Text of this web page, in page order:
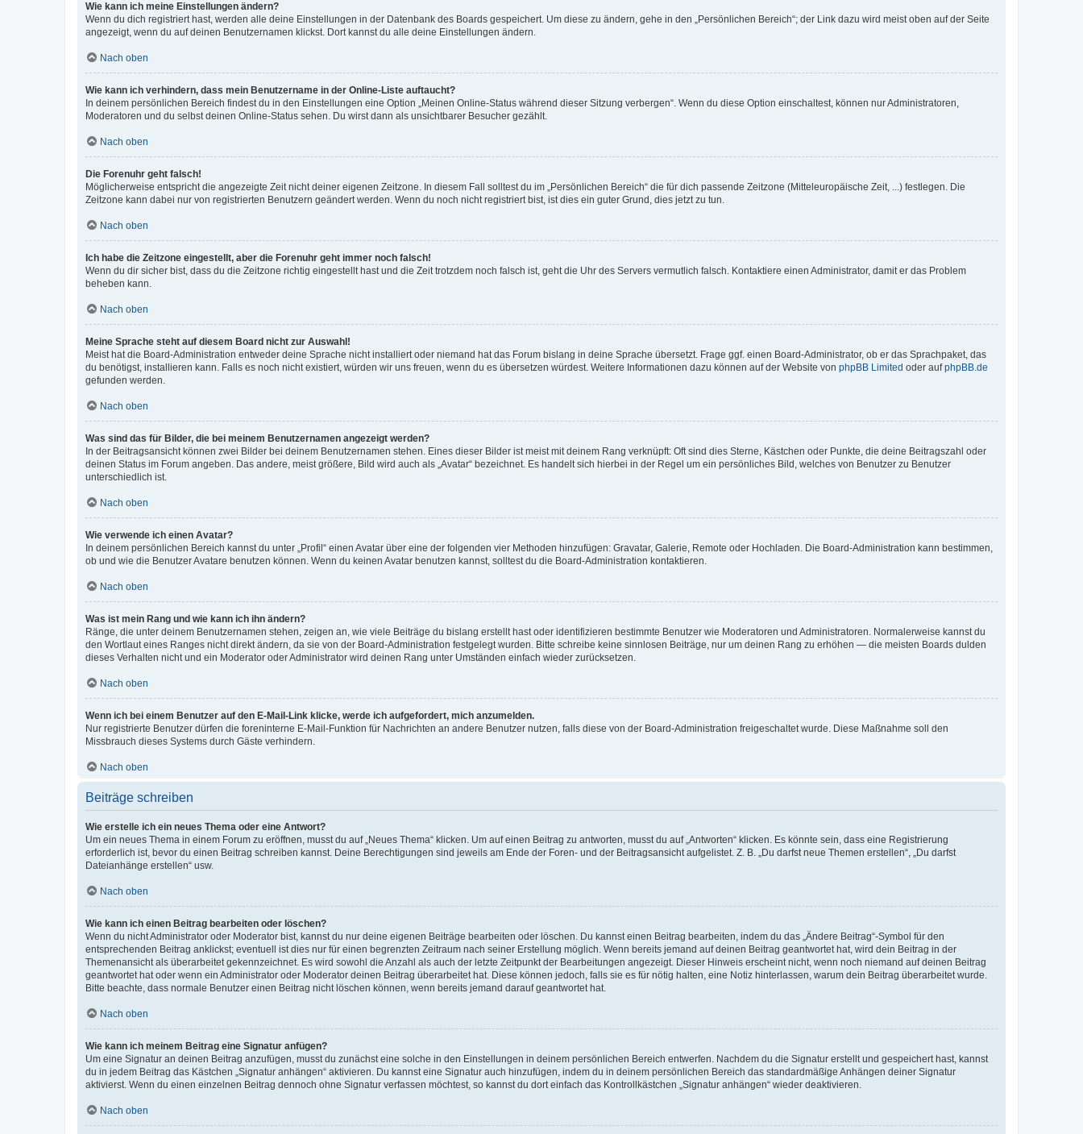
Wie kann ich meine Einstellungen ändern?
Wenn du dich registriert hast, werden alle deine Einstellungen in der Datenbank des Boards gespeichert. Um diese zu ändern, gehe in den „Persönlichen Bereich“; der Link dazu wird meist oben auf der Seite
angezeigt, wenn du auf deinen Benutzernamen klickst. Dort kannst du alle deine Einstellungen ändern.
Nach oben
Wie kann ich verhindern, dass mein Benutzername in der Online-Liste auftaucht?
In deinem persönlichen Bereich findest du in den Einstellungen eine Option „Meinen Online-Status während dieser Sitzung verbergen“. Wenn du diese Option einschaltest, können nur Administratoren,
Moderatoren und du selbst deinen Online-Status sehen. Du wirst dann als unsichtbarer Besucher gezählt.
Nach oben
Die Forenuhr geht falsch!
Möglicherweise entspricht die angezeigte Zeit nicht deiner eigenen Zeitzone. In diesem Fall solltest du im „Persönlichen Bereich“ die für dich passende Zeitzone (Mitteleuropäische Zeit, ...) festlegen. Die
Zeitzone kann dabei nur von registrierten Benutzern geändert werden. Wenn du noch nicht registriert bist, ist dies ein guter Grund, dies jetzt zu tun.
Nach oben
Ich habe die Zeitzone eingestellt, aber die Forenuhr geht immer noch falsch!
Wenn du dir sicher bist, dass du die Zeitzone richtig eingestellt hast und die Zeit trotzdem noch falsch ist, geht die Uhr des Servers vermutlich falsch. Kontaktiere einen Administrator, damit er das Problem
beheben kann.
Nach oben
Meine Sprache steht auf diesem Board nicht zur Auswahl!
Meist hat die Board-Administration entweder deine Sprache nicht installiert oder niemand hat das Forum bislang in deine Sprache übersetzt. Frage ggf. einen Board-Administrator, ob er das Sprachpaket, das
du benötigst, installieren kann. Falls es noch nicht existiert, würden wir uns freuen, wenn du es übersetzen würdest. Weitere Informationen dazu können auf der Website von phpBB Limited oder aufphpBB.de
gefunden werden.
Nach oben
Was sind das für Bilder, die bei meinem Benutzernamen angezeigt werden?
In der Beitragsansicht können zwei Bilder bei deinem Benutzernamen stehen. Eines dieser Bilder ist meist mit deinem Rang verknüpft: Oft sind dies Sterne, Kästchen oder Punkte, die deine Beitragszahl oder
deinen Status im Forum angeben. Das andere, meist größere, Bild wird auch als „Avatar“ bezeichnet. Es handelt sich hierbei in der Regel um ein persönliches Bild, welches von Benutzer zu Benutzer
unterschiedlich ist.
Nach oben
Wie verwende ich einen Avatar?
In deinem persönlichen Bereich kannst du unter „Profil“ einen Avatar über eine der folgenden vier Methoden hinzufügen: Gravatar, Galerie, Remote oder Hochladen. Die Board-Administration kann bestimmen,
ob und wie die Benutzer Avatare benutzen können. Wenn du keinen Avatar benutzen kannst, solltest du die Board-Administration kontaktieren.
Nach oben
Was ist mein Rang und wie kann ich ihn ändern?
Ränge, die unter deinem Benutzernamen stehen, zeigen an, wie viele Beiträge du bislang erstellt hast oder identifizieren bestimmte Benutzer wie Moderatoren und Administratoren. Normalerweise kannst du
den Wortlaut eines Ranges nicht direkt ändern, da sie von der Board-Administration festgelegt wurden. Bitte schreibe keine sinnlosen Beiträge, nur um deinen Rang zu erhöhen — die meisten Boards dulden
dieses Verhalten nicht und ein Moderator oder Administrator wird deinen Rang unter Umständen einfach wieder zurücksetzen.
Nach oben
Wenn ich bei einem Benutzer auf den E-Mail-Link klicke, werde ich aufgefordert, mich anzumelden.
Nur registrierte Benutzer dürfen die foreninterne E-Mail-Funktion für Nachrichten an andere Benutzer nutzen, falls diese von der Board-Administration freigeschaltet wurde. Diese Maßnahme soll den
Missbrauch dieses Systems durch Gäste verhindern.
Nach oben
Beiträge schreiben
Wie erstelle ich ein neues Thema oder eine Antwort?
Um ein neues Thema in einem Forum zu eröffnen, musst du auf „Neues Thema“ klicken. Um auf einen Beitrag zu antworten, musst du auf „Antworten“ klicken. Es könnte sein, dass eine Registrierung
erforderlich ist, bevor du einen Beitrag schreiben kannst. Deine Berechtigungen sind jeweils am Ende der Foren- und der Beitragsansicht aufgelistet. Z. B. „Du darfst neue Themen erstellen“, „Du darfst
Dateianhänge erstellen“ usw.
Nach oben
Wie kann ich einen Beitrag bearbeiten oder löschen?
Wenn du nicht Administrator oder Moderator bist, kannst du nur deine eigenen Beiträge bearbeiten oder löschen. Du kannst einen Beitrag bearbeiten, indem du das „Ändere Beitrag“-Symbol für den
entsprechenden Beitrag anklickst; eventuell ist dies nur für einen begrenzten Zeitraum nach seiner Erstellung möglich. Wenn bereits jemand auf deinen Beitrag geantwortet hat, wird dein Beitrag in der
Themenansicht als überarbeitet gekennzeichnet. Es wird sowohl die Anzahl als auch der letzte Zeitpunkt der Bearbeitungen angezeigt. Dieser Hinweis erscheint nicht, wenn noch niemand auf deinen Beitrag
geantwortet hat oder wenn ein Administrator oder Moderator deinen Beitrag überarbeitet hat. Diese können jedoch, falls sie es für nötig halten, eine Notiz hinterlassen, warum dein Beitrag überarbeitet wurde.
Bitte beachte, dass normale Benutzer einen Beitrag nicht löschen können, wenn bereits jemand darauf geantwortet hat.
Nach oben
Wie kann ich meinem Beitrag eine Signatur anfügen?
Um eine Signatur an deinen Beitrag anzufügen, musst du zunächst eine solche in den Einstellungen in deinem persönlichen Bereich entwerfen. Nachdem du die Signatur erstellt und gespeichert hast, kannst
du in jedem Beitrag das Kästchen „Signatur anhängen“ aktivieren. Du kannst eine Signatur auch hinzufügen, indem du in deinem persönlichen Bereich das standardmäßige Anhängen deiner Signatur
aktivierst. Wenn du einen einzelnen Beitrag dennoch ohne Signatur verfassen möchtest, so kannst du dort einfach das Kontrollkästchen „Signatur anhängen“ wieder deaktivieren.
Nach oben